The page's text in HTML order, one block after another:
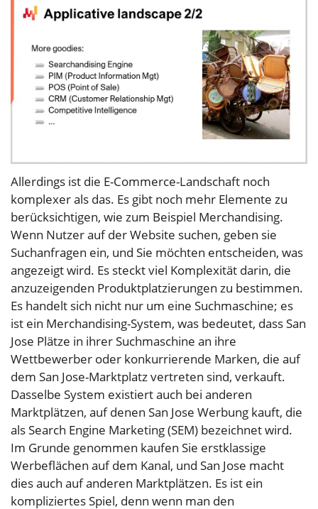
Allerdings ist die E-Commerce-Landschaft noch
komplexer als das. Es gibt noch mehr Elemente zu
berücksichtigen, wie zum Beispiel Merchandising.
Wenn Nutzer auf der Website suchen, geben sie
Suchanfragen ein, und Sie möchten entscheiden, was
angezeigt wird. Es steckt viel Komplexität darin, die
anzuzeigenden Produktplatzierungen zu bestimmen.
Es handelt sich nicht nur um eine Suchmaschine; es
ist ein Merchandising-System, was bedeutet, dass San
Jose Plätze in ihrer Suchmaschine an ihre
Wettbewerber oder konkurrierende Marken, die auf
dem San Jose-Marktplatz vertreten sind, verkauft.
Dasselbe System existiert auch bei anderen
Marktplätzen, auf denen San Jose Werbung kauft, die
als Search Engine Marketing (SEM) bezeichnet wird.
Im Grunde genommen kaufen Sie erstklassige
Werbeflächen auf dem Kanal, und San Jose macht
dies auch auf anderen Marktplätzen. Es ist ein
kompliziertes Spiel, denn wenn man den